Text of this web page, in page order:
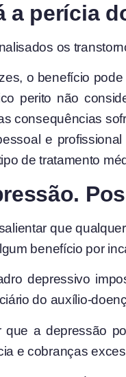
a perícia
os
o benefício
perito não
consequências
e
de tratamento
que
benefício por
depressivo
do auxílio-
que a depressão
e cobranças